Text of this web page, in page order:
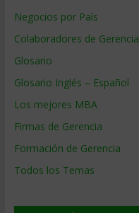
Negocios por País
Colaboradores de Gerencia
Glosario
Glosario Inglés – Español
Los mejores MBA
Firmas de Gerencia
Formación de Gerencia
Todos los Temas